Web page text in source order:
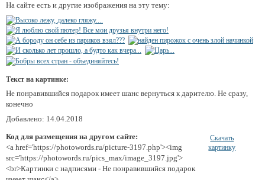
На сайте есть и другие изображения на эту тему:
Текст на картинке:
Не понравившийся подарок имеет шанс вернуться к дарителю. Не сразу,
конечно
Добавлено: 14.04.2018
Код для размещения на другом сайте:
<a href='https://photowords.ru/picture-3197.php'><img
src='https://photowords.ru/pics_max/image_3197.jpg'>
<br>Картинки с надписями - Не понравившийся подарок
Скачать
картинку